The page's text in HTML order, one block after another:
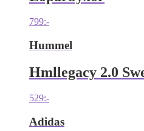
799:-
Hummel
Hmllegacy 2.0
529:-
Adidas